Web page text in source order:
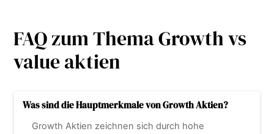
FAQ zum Thema Growth vs
value aktien
Was sind die Hauptmerkmale von Growth Aktien?
Growth Aktien zeichnen sich durch hohe